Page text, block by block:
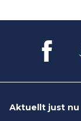
Aktuellt just nu